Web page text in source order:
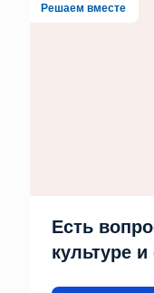
Решаем вместе
Есть
культуре и